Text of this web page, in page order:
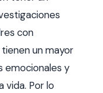
con
un mayor
emocionales y
vida. Por lo